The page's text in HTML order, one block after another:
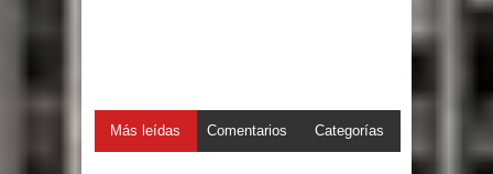
Más leídas Comentarios Categorías